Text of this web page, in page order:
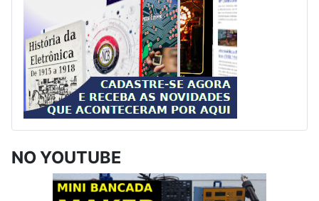
NO YOUTUBE